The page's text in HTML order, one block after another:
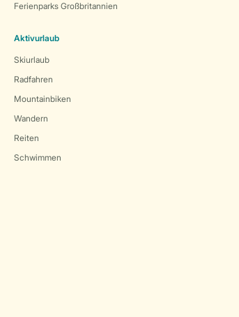
Ferienparks Großbritannien
Aktivurlaub
Skiurlaub
Radfahren
Mountainbiken
Wandern
Reiten
Schwimmen